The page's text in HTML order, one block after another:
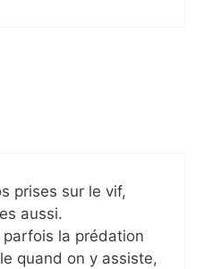
prises sur le vif,
aussi.
la prédation
quand on y assiste,